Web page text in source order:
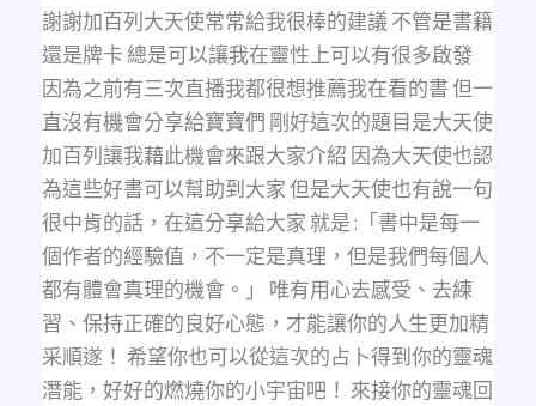
謝謝加百列大天使常常給我很棒的建議 不管是書籍
還是牌卡 總是可以讓我在靈性上可以有很多啟發
因為之前有三次直播我都很想推薦我在看的書 但一
直沒有機會分享給寶寶們 剛好這次的題目是大天使
加百列讓我藉此機會來跟大家介紹 因為大天使也認
為這些好書可以幫助到大家 但是大天使也有說一句
很中肯的話，在這分享給大家 就是 :「書中是每一
個作者的經驗值，不一定是真理，但是我們每個人
都有體會真理的機會。」 唯有用心去感受、去練
習、保持正確的良好心態，才能讓你的人生更加精
采順遂！ 希望你也可以從這次的占卜得到你的靈魂
潛能，好好的燃燒你的小宇宙吧！ 來接你的靈魂回
醒
後
的
狀
態，
快
來
接
你
的
靈
魂
回
家
吧!
(不
限
時
間/
不
限
狀
況)